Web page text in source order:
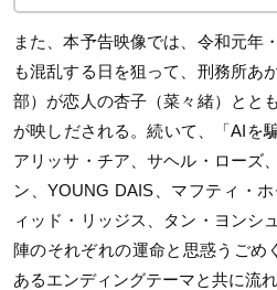
また、本予告映像では、令和元年
も混乱する日を狙って、刑務所あ
部）が恋人の杏子（菜々緒）とと
が映しだされる。続いて、「AIを
アリッサ・チア、サヘル・ローズ
ン、YOUNG DAIS、マフティ・
ィッド・リッジス、タン・ヨンシ
陣のそれぞれの運命と思惑うごめ
あるエンディングテーマと共に流れ